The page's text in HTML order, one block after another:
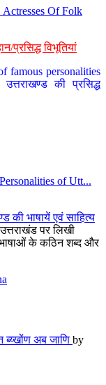
Actresses Of Folk
प्रसिद्ध विभूतियां
famous personalities
की प्रसिद्ध
of Utt...
की भाषायें एवं साहित्य
पर लिखी
भाषाओं के कठिन शब्द और
ब्य्खोंण अब जाणि by